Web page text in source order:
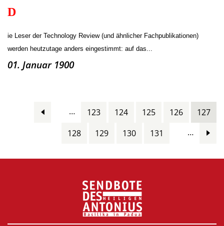
D
ie Leser der Technology Review (und ähnlicher Fachpublikationen)
werden heutzutage anders eingestimmt: auf das...
01. Januar 1900
… 123 124 125 126
127
128
129 130 131 …